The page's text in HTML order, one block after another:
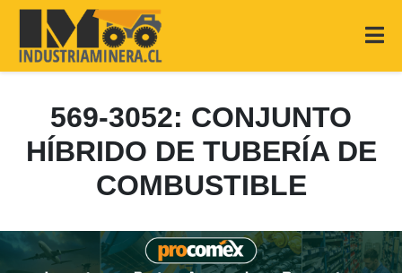
569-3052: CONJUNTO
HÍBRIDO DE TUBERÍA DE
COMBUSTIBLE